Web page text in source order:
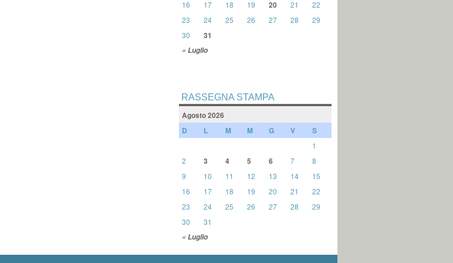
« Luglio
16
17 18 19 20 21
22
23
24 25 26 27 28
29
30
31
RASSEGNA STAMPA
Agosto 2026
D
L M M G V S
« Luglio
1
2
3 4 5 6 7
8
9
10 11 12 13 14
15
16
17 18 19 20 21
22
23
24 25 26 27 28
29
30
31